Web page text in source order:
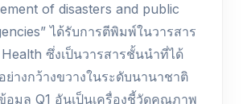
of disasters and public
ได้รับการตีพิมพ์ในวารสาร
ซึ่งเป็นวารสารชั้นนำที่ได้
ย่างกว้างขวางในระดับนานาชาติ
อมูล Q1 อันเป็นเครื่องชี้วัดคุณภาพ